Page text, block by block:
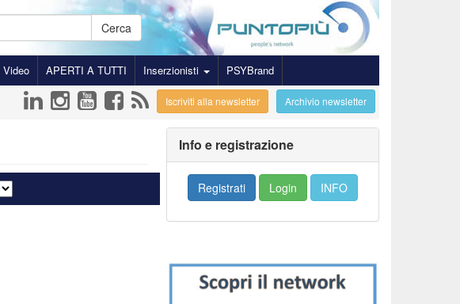
Cerca
Video APERTI A TUTTI Inserzionisti PSYBrand
Archivio newsletter
Iscriviti alla newsletter
Info e registrazione
Registrati Login INFO